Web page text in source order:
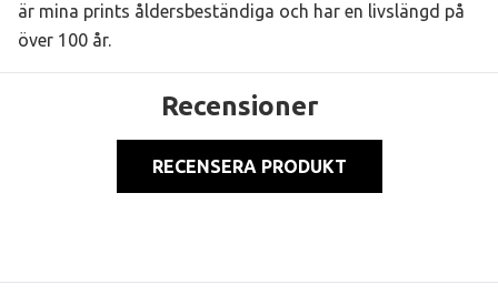
är mina prints åldersbeständiga och har en livslängd på
över 100 år.
Recensioner
RECENSERA PRODUKT